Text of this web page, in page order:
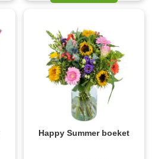
Happy Summer boeket